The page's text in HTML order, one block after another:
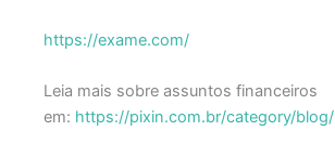
https://exame.com/
Leia mais sobre assuntos financeiros
em: https://pixin.com.br/category/blog/